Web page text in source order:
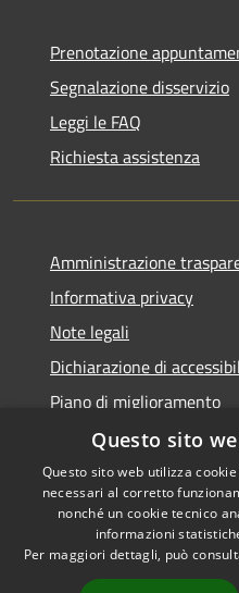
Prenotazione
Segnalazione disservizio
Leggi le FAQ
Richiesta assistenza
Amministrazione
Informativa privacy
Note legali
Dichiarazione di
Piano di miglioramento
Accessibilità
Privacy
Questo sito
Questo sito web utilizza
necessari al corretto
nonché un cookie tecnico
informazioni
Per maggiori dettagli, può